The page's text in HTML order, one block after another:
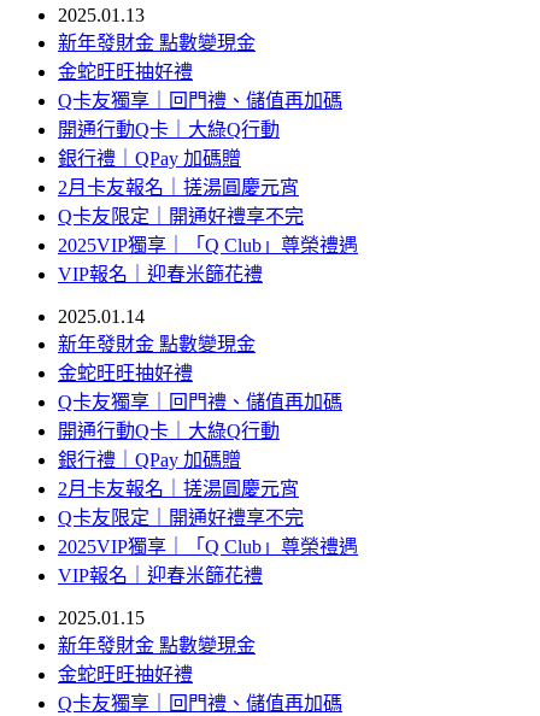
2025.01.13
新年發財金 點數變現金
金蛇旺旺抽好禮
Q卡友獨享｜回門禮、儲值再加碼
開通行動Q卡｜大綠Q行動
銀行禮｜QPay 加碼贈
2月卡友報名｜搓湯圓慶元宵
Q卡友限定｜開通好禮享不完
2025VIP獨享｜「Q Club」尊榮禮遇
VIP報名｜迎春米篩花禮
2025.01.14
新年發財金 點數變現金
金蛇旺旺抽好禮
Q卡友獨享｜回門禮、儲值再加碼
開通行動Q卡｜大綠Q行動
銀行禮｜QPay 加碼贈
2月卡友報名｜搓湯圓慶元宵
Q卡友限定｜開通好禮享不完
2025VIP獨享｜「Q Club」尊榮禮遇
VIP報名｜迎春米篩花禮
2025.01.15
新年發財金 點數變現金
金蛇旺旺抽好禮
Q卡友獨享｜回門禮、儲值再加碼